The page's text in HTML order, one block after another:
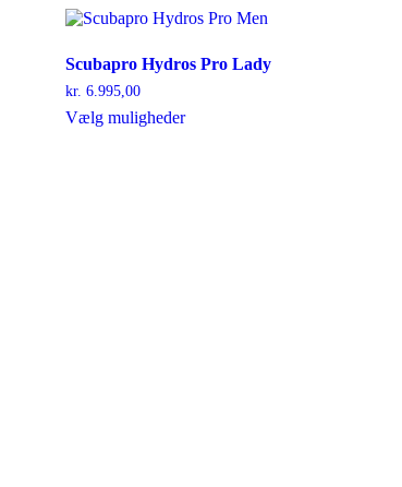
Scubapro Hydros Pro Lady
kr. 6.995,00
Vælg mulighederDette